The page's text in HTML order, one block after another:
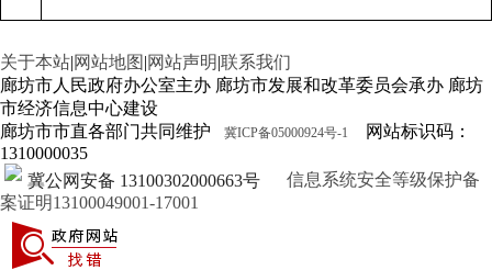
关于本站|网站地图 |网站声明|联系我们
廊坊市人民政府办公室主办 廊坊市发展和改革委员会承办 廊坊
市经济信息中心建设
廊坊市市直各部门共同维护
冀ICP备05000924号-1
网站标识码：
1310000035
冀公网安备 13100302000663号
信息系统安全等级保护备
案证明13100049001-17001